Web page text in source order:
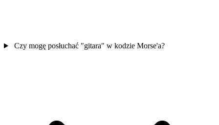
Czy mogę posłuchać "gitara" w kodzie Morse'a?